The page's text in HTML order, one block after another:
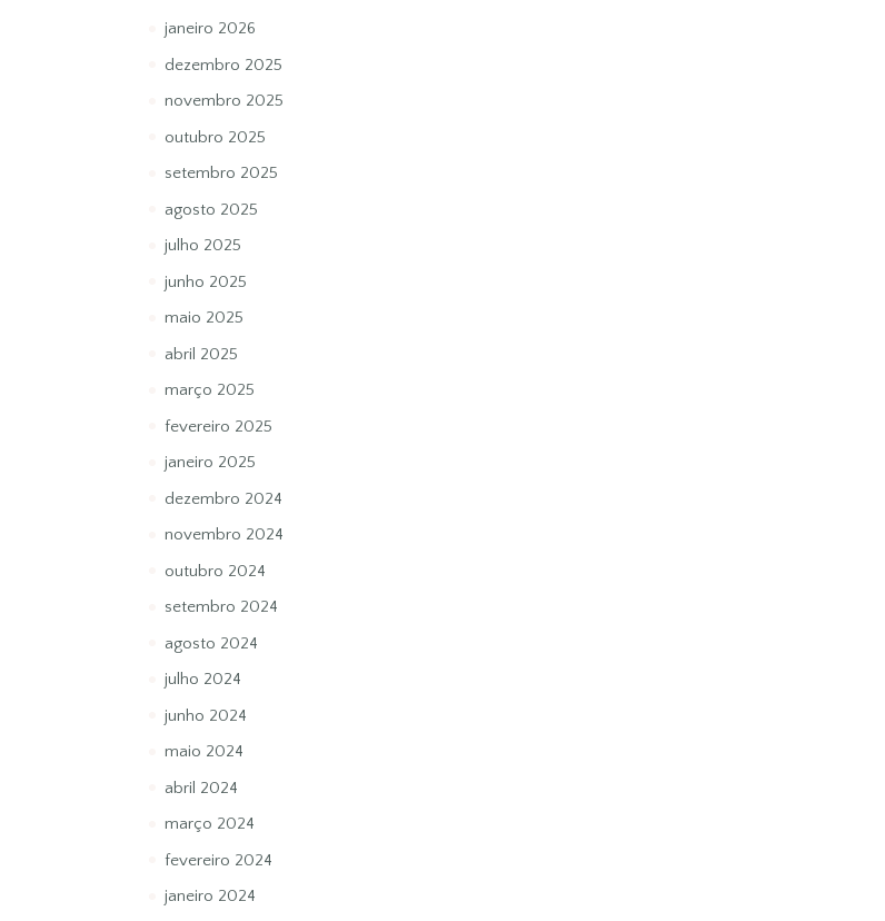
janeiro 2026
dezembro 2025
novembro 2025
outubro 2025
setembro 2025
agosto 2025
julho 2025
junho 2025
maio 2025
abril 2025
março 2025
fevereiro 2025
janeiro 2025
dezembro 2024
novembro 2024
outubro 2024
setembro 2024
agosto 2024
julho 2024
junho 2024
maio 2024
abril 2024
março 2024
fevereiro 2024
janeiro 2024